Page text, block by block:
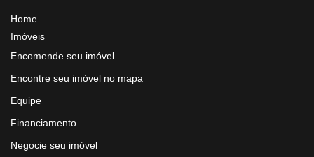
Home
Imóveis
Encomende seu imóvel
Encontre seu imóvel no mapa
Equipe
Financiamento
Negocie seu imóvel